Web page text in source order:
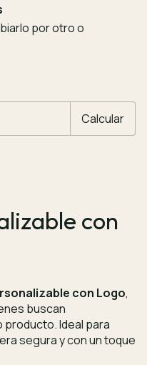
por otro o
Calcular
con
con Logo,
buscan
producto. Ideal para
segura y con un toque